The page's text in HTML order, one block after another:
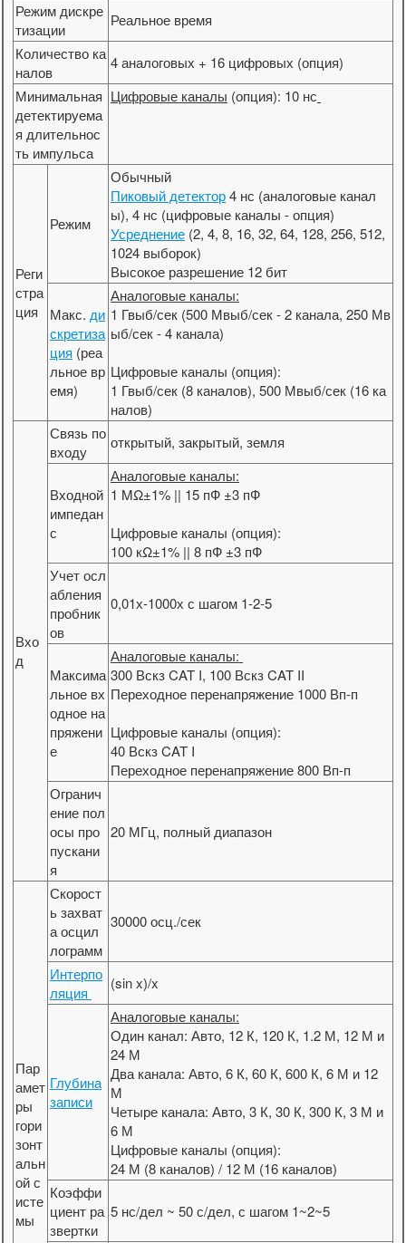
Режим дискре
тизации
Реальное время
Количество ка
налов
4 аналоговых + 16 цифровых (опция)
Минимальная
детектируема
я длительнос
ть импульса
Цифровые каналы (опция): 10 нс
Реги
стра
ция
Режим
Обычный
Пиковый детектор4 нс (аналоговые канал
ы), 4 нс (цифровые каналы - опция)
Усреднение (2, 4, 8, 16, 32, 64, 128, 256, 512,
1024 выборок)
Высокое разрешение 12 бит
Макс. ди
скретиза
ция (реа
льное вр
емя)
Аналоговые каналы:
1 Гвыб/сек (500 Мвыб/сек - 2 канала, 250 Мв
ыб/сек - 4 канала)
Цифровые каналы (опция):
1 Гвыб/сек (8 каналов), 500 Мвыб/сек (16 ка
налов)
Вхо
д
Связь по
входу
открытый, закрытый, земля
Входной
импедан
с
Аналоговые каналы:
1 MΩ±1% || 15 пФ ±3 пФ
Цифровые каналы (опция):
100 кΩ±1% || 8 пФ ±3 пФ
Учет осл
абления
пробник
ов
0,01х-1000х с шагом 1-2-5
Максима
льное вх
одное на
пряжени
е
Аналоговые каналы:
300 Вскз CAT I, 100 Вскз CAT II
Переходное перенапряжение 1000 Вп-п
Цифровые каналы (опция):
40 Вскз CAT I
Переходное перенапряжение 800 Вп-п
Огранич
ение пол
осы про
пускани
я
20 МГц, полный диапазон
Пар
амет
ры
гори
зонт
альн
ой с
исте
мы
Скорост
ь захват
а осцил
лограмм
30000 осц./сек
Интерпо
ляция
(sin x)/x
Глубина
записи
Аналоговые каналы:
Один канал: Авто, 12 К, 120 К, 1.2 М, 12 М и
24 М
Два канала: Авто, 6 К, 60 К, 600 К, 6 М и 12
М
Четыре канала: Авто, 3 К, 30 К, 300 К, 3 М и
6 М
Цифровые каналы (опция):
24 М (8 каналов) / 12 М (16 каналов)
Коэффи
циент ра
звертки
5 нс/дел ~ 50 с/дел, с шагом 1~2~5